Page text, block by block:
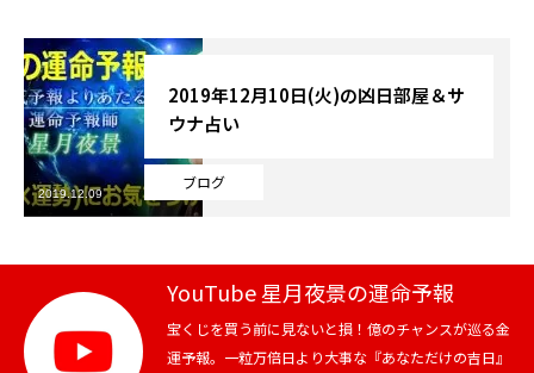
記事カテゴリー
ブログ
お知らせ
芸能界
テニス
スポーツ
ブログ
2019年12月10日(火)の凶日部屋＆サ
ウナ占い
2019.12.09
YouTube 星月夜景の運命予報
宝くじを買う前に見ないと損！億のチャンスが巡る金
運予報。一粒万倍日より大事な『あなただけの吉日』